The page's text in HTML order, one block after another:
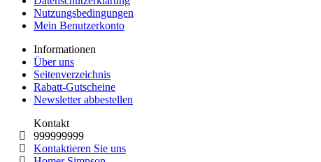
Nutzungsbedingungen
Mein Benutzerkonto
Informationen
Über uns
Seitenverzeichnis
Rabatt-Gutscheine
Newsletter abbestellen
Kontakt
999999999
Kontaktieren Sie uns